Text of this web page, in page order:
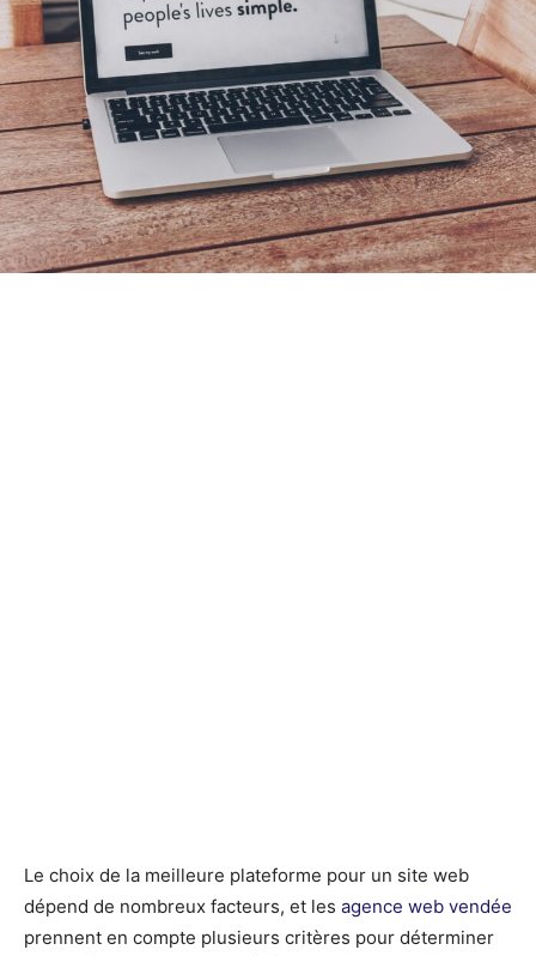
Le choix de la meilleure plateforme pour un site web
dépend de nombreux facteurs, et les agence web vendée
prennent en compte plusieurs critères pour déterminer